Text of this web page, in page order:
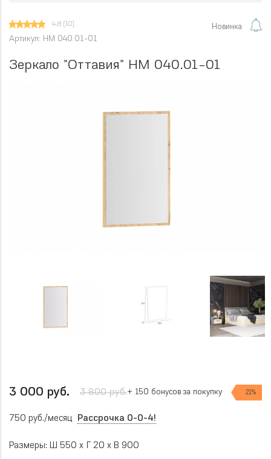
Артикул: НМ 040.01-01
Новинка
4.8 (10)
Зеркало "Оттавия" НМ 040.01-01
3 000 руб. 3 800 руб. 21%
+ 150 бонусов за покупку
750 руб./месяц Рассрочка 0-0-4!
Размеры: Ш 550 x Г 20 x В 900